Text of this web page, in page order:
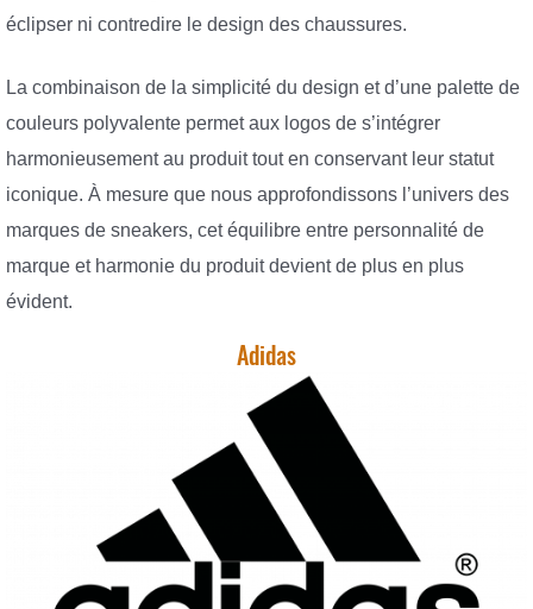
éclipser ni contredire le design des chaussures.
La combinaison de la simplicité du design et d’une palette de
couleurs polyvalente permet aux logos de s’intégrer
harmonieusement au produit tout en conservant leur statut
iconique. À mesure que nous approfondissons l’univers des
marques de sneakers, cet équilibre entre personnalité de
marque et harmonie du produit devient de plus en plus
évident.
Adidas